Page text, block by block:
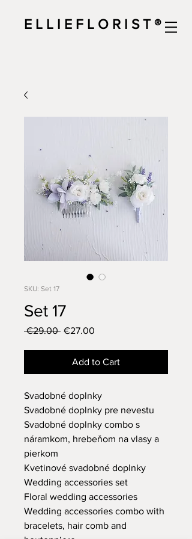
E L L I E F L O R I S T ®
SKU: Set 17
Set 17
€29.00 Regular
€27.00
Add to Cart
Svadobné doplnky
Svadobné doplnky pre nevestu
Svadobné doplnky combo s
náramkom, hrebeňom na vlasy a
pierkom
Kvetinové svadobné doplnky
Wedding accessories set
Floral wedding accessories
Wedding accessories combo with
bracelets, hair comb and